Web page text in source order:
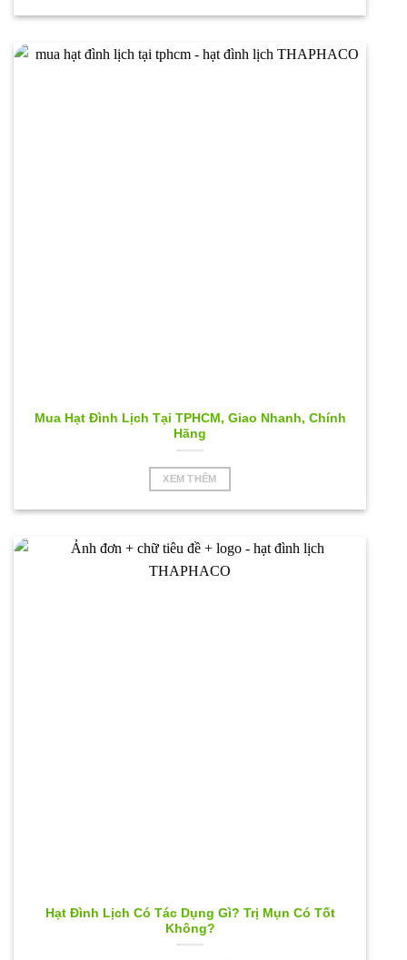
Mua Hạt Đình Lịch Tại TPHCM, Giao Nhanh, Chính
Hãng
XEM THÊM
Hạt Đình Lịch Có Tác Dụng Gì? Trị Mụn Có Tốt
Không?